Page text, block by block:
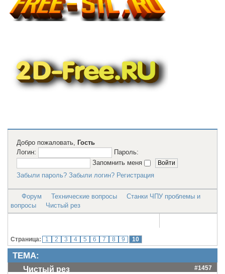
Добро пожаловать, Гость
Логин:
Пароль:
Запомнить меня
Забыли пароль? Забыли логин? Регистрация
Форум Технические вопросы
Станки ЧПУ проблемы и
вопросы
Чистый рез
Страница: 1 2 3 4 5 6 7 8 9 10
ТЕМА:
Чистый рез #1457